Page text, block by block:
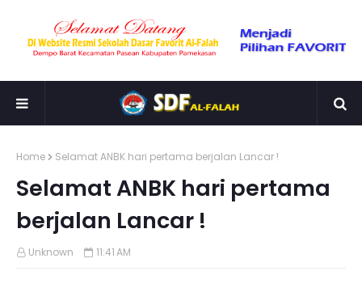
Home Selamat ANBK hari pertama berjalan Lancar !
Selamat ANBK hari pertama
berjalan Lancar !
Unknown 11:41 AM